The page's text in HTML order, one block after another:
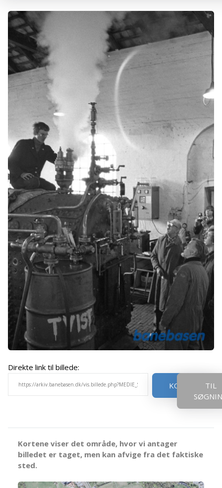
Direkte link til billede:
KOPIER
TIL
Kortene viser det område, hvor vi antager
billedet er taget, men kan afvige fra det faktiske
sted.